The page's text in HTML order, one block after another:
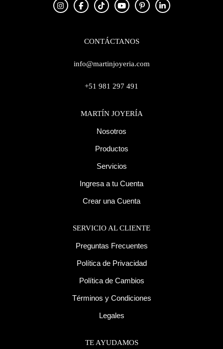
CONTÁCTANOS
info@martinjoyeria.com
+51 981 297 491
MARTÍN JOYERÍA
Nosotros
Productos
Servicios
Ingresa a tu Cuenta
Crear una Cuenta
SERVICIO AL CLIENTE
Preguntas Frecuentes
Política de Privacidad
Política de Cambios
Términos y Condiciones
Legales
TE AYUDAMOS